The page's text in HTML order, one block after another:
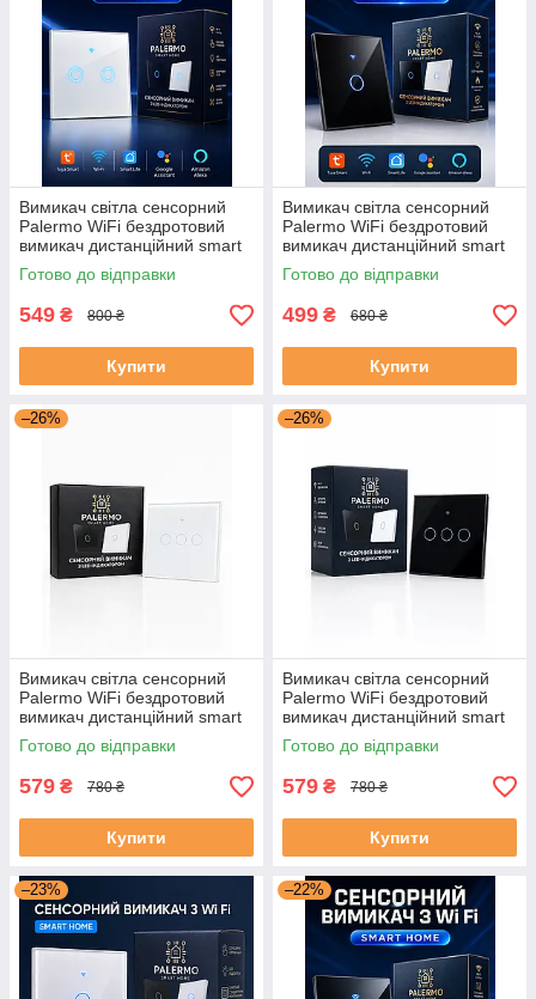
Вимикач світла сенсорний
Palermo WiFi бездротовий
вимикач дистанційний smart
switch розумний з підсвіткою
подвійний білий
Готово до відправки
549 ₴ 800 ₴
Купити
Вимикач світла сенсорний
Palermo WiFi бездротовий
вимикач дистанційний smart
switch розумний з підсвіткою
одинарний чорний
Готово до відправки
499 ₴ 680 ₴
Купити
–26%
Вимикач світла сенсорний
Palermo WiFi бездротовий
вимикач дистанційний smart
switch розумний з підсвіткою
потрійний білий
Готово до відправки
579 ₴ 780 ₴
Купити
–26%
Вимикач світла сенсорний
Palermo WiFi бездротовий
вимикач дистанційний smart
switch розумний з підсвіткою
потрійний чорний
Готово до відправки
579 ₴ 780 ₴
Купити
–23% –22%